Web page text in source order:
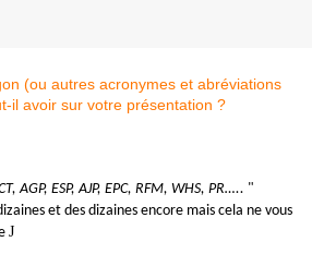
AGP, ESP, AJP, EPC, RFM, WHS, PR….. "
et des dizaines encore mais cela ne vous
J